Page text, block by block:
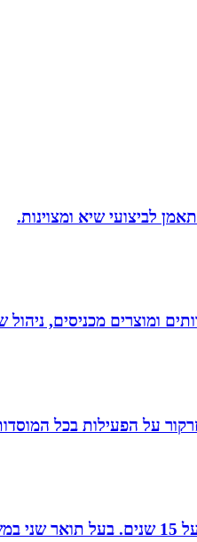
ומוצרים מכניסים, ניהול
על הפעילות בכל